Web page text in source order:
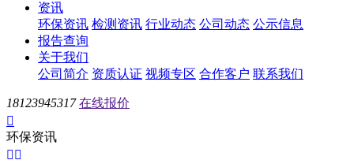
资讯
环保资讯 检测资讯 行业动态 公司动态 公示信息
报告查询
关于我们
公司简介 资质认证 视频专区 合作客户 联系我们
18123945317 在线报价

环保资讯
 